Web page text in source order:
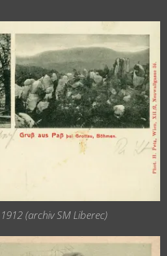
(archiv SM Liberec)